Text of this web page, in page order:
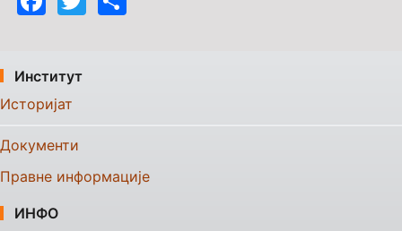
Институт
Историјат
Документи
Правне информације
ИНФО